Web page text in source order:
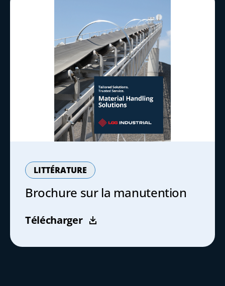
LITTÉRATURE
Brochure sur la manutention
Télécharger